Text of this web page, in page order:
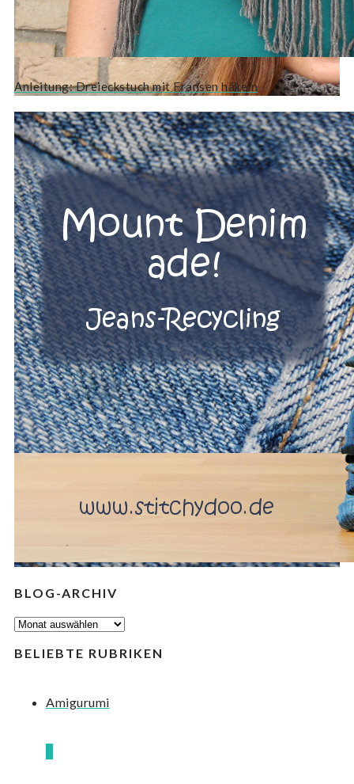
Anleitung: Dreieckstuch mit Fransen häkeln
BLOG-ARCHIV
BLOG-
BELIEBTE RUBRIKEN
Amigurumi